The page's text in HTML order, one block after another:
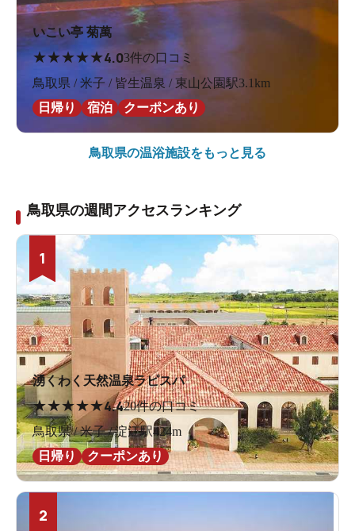
いこい亭 菊萬
★★★★★4.03件の口コミ
鳥取県 / 米子 / 皆生温泉 / 東山公園駅3.1km
日帰り
宿泊 クーポンあり
鳥取県の温浴施設をもっと見る
鳥取県の週間アクセスランキング
1
湧くわく天然温泉ラピスパ
★★★★★4.420件の口コミ
鳥取県 / 米子 / 淀江駅424m
日帰り
クーポンあり
2